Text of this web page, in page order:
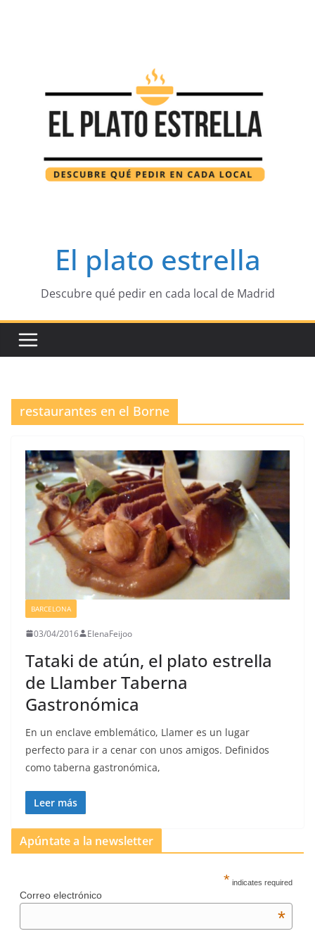
El plato estrella
Descubre qué pedir en cada local de Madrid
restaurantes en el Borne
BARCELONA
03/04/2016 ElenaFeijoo
Tataki de atún, el plato estrella
de Llamber Taberna
Gastronómica
En un enclave emblemático, Llamer es un lugar
perfecto para ir a cenar con unos amigos. Definidos
como taberna gastronómica,
Leer más
Apúntate a la newsletter
* indicates required
Correo electrónico
*